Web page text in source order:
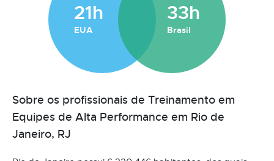
21h
EUA
33h
Brasil
Sobre os profissionais de Treinamento em
Equipes de Alta Performance em Rio de
Janeiro, RJ